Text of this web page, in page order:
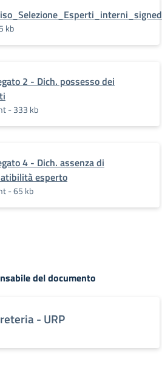
kb
2 - Dich. possesso dei
- 333 kb
4 - Dich. assenza di
esperto
- 65 kb
del documento
- URP